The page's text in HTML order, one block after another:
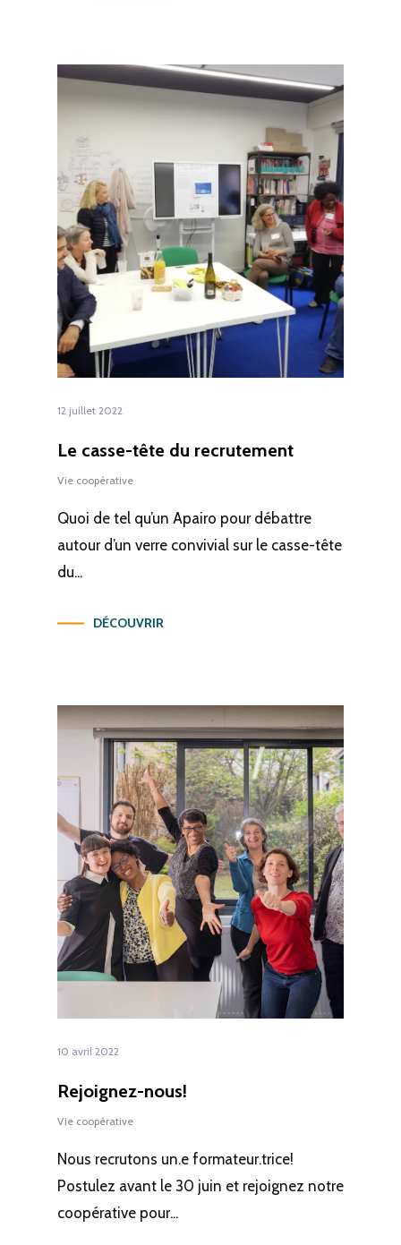
12 juillet 2022
Le casse-tête du recrutement
Vie coopérative
Quoi de tel qu’un Apairo pour débattre
autour d’un verre convivial sur le casse-tête
du...
DÉCOUVRIR
10 avril 2022
Rejoignez-nous!
Vie coopérative
Nous recrutons un.e formateur.trice!
Postulez avant le 30 juin et rejoignez notre
coopérative pour...